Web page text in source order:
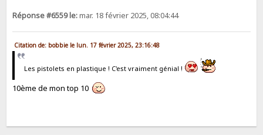
Réponse #6559 le:mar. 18 février 2025, 08:04:44
Citation de: bobbie le lun. 17 février 2025, 23:16:48
Les pistolets en plastique ! C'est vraiment génial !
10ème de mon top 10